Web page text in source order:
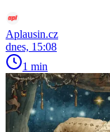
Aplausin.cz
dnes, 15:08
1 min